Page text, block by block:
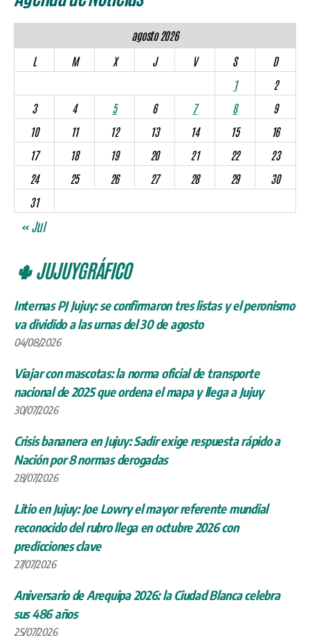
6
10
11 12 13 14 15
16
22
23
24
25 26 27 28 29
30
31
« Jul
🌵 JUJUYGRÁFICO
Internas PJ Jujuy: se confirmaron tres listas y el peronismo
04/08/2026
Viajar con mascotas: la norma oficial de transporte
nacional de 2025 que ordena el mapa y llega a Jujuy
30/07/2026
Crisis bananera en Jujuy: Sadir exige respuesta rápido a
Nación por 8 normas derogadas
28/07/2026
Litio en Jujuy: Joe Lowry el mayor referente mundial
reconocido del rubro llega en octubre 2026 con
predicciones clave
27/07/2026
Aniversario de Arequipa 2026: la Ciudad Blanca celebra
sus 486 años
25/07/2026
Colchón: la guía definitiva para elegir el adecuado y cuidar
tu salud
25/07/2026